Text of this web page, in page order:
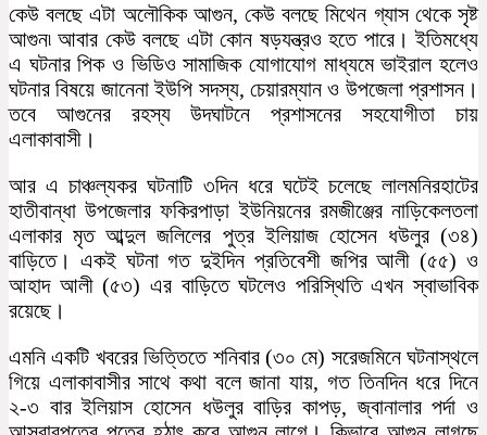
কেউ বলছে এটা অলৌকিক আগুন, কেউ বলছে মিথেন গ্যাস থেকে সৃষ্ট
আগুন৷ আবার কেউ বলছে এটা কোন ষড়যন্ত্রও হতে পারে। ইতিমধ্যে
এ ঘটনার পিক ও ভিডিও সামাজিক যোগাযোগ মাধ্যমে ভাইরাল হলেও
ঘটনার বিষয়ে জানেনা ইউপি সদস্য, চেয়ারম্যান ও উপজেলা প্রশাসন।
তবে আগুনের রহস্য উদঘাটনে প্রশাসনের সহযোগীতা চায়
এলাকাবাসী।
আর এ চাঞ্চল্যকর ঘটনাটি ৩দিন ধরে ঘটেই চলেছে লালমনিরহাটের
হাতীবান্ধা উপজেলার ফকিরপাড়া ইউনিয়নের রমজীঞ্জের নাড়িকেলতলা
এলাকার মৃত আব্দুল জলিলের পুত্র ইলিয়াজ হোসেন ধউলুর (৩৪)
বাড়িতে। একই ঘটনা গত দুইদিন প্রতিবেশী জপির আলী (৫৫) ও
আহাদ আলী (৫৩) এর বাড়িতে ঘটলেও পরিস্থিতি এখন স্বাভাবিক
রয়েছে।
এমনি একটি খবরের ভিত্তিতে শনিবার (৩০ মে) সরেজমিনে ঘটনাস্থলে
গিয়ে এলাকাবাসীর সাথে কথা বলে জানা যায়, গত তিনদিন ধরে দিনে
২-৩ বার ইলিয়াস হোসেন ধউলুর বাড়ির কাপড়, জ্বানালার পর্দা ও